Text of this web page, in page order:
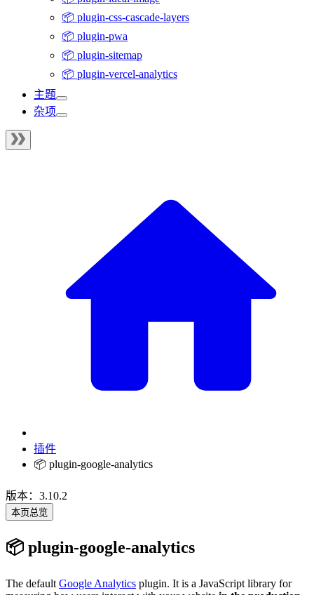
📦 plugin-css-cascade-layers
📦 plugin-pwa
📦 plugin-sitemap
📦 plugin-vercel-analytics
主题
杂项
插件
📦 plugin-google-analytics
版本：3.10.2
本页总览
📦 plugin-google-analytics
The default Google Analytics plugin. It is a JavaScript library for